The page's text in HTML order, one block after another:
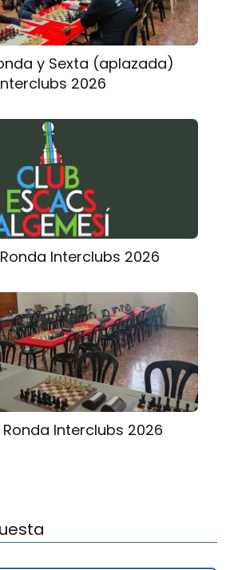
y Sexta (aplazada)
2026
Interclubs 2026
Interclubs 2026